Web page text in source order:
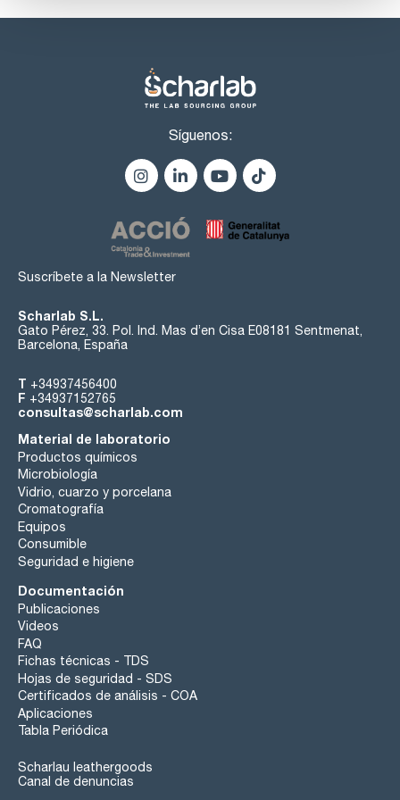
Síguenos:
Suscríbete a la Newsletter
Scharlab S.L.
Gato Pérez, 33. Pol. Ind. Mas d’en Cisa E08181 Sentmenat,
Barcelona, España
T +34937456400
F +34937152765
consultas@scharlab.com
Material de laboratorio
Productos químicos
Microbiología
Vidrio, cuarzo y porcelana
Cromatografía
Equipos
Consumible
Seguridad e higiene
Documentación
Publicaciones
Videos
FAQ
Fichas técnicas - TDS
Hojas de seguridad - SDS
Certificados de análisis - COA
Aplicaciones
Tabla Periódica
Scharlau leathergoods
Canal de denuncias